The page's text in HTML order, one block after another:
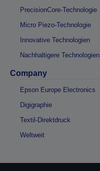
PrecisionCore-Technologie
Micro Piezo-Technologie
Innovative Technologien
Nachhaltigere Technologien
Company
Epson Europe Electronics
Digigraphie
Textil-Direktdruck
Weltweit